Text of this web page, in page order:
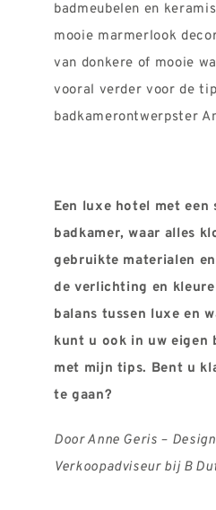
badmeubelen en
mooie marmerlook
van donkere of mooie
vooral verder voor de
badkamerontwerpster
Een luxe hotel met een
badkamer, waar alles
gebruikte materialen
de verlichting en
balans tussen luxe en
kunt u ook in uw eigen
met mijn tips. Bent u
te gaan?
Door Anne Geris –
Verkoopadviseur bij B